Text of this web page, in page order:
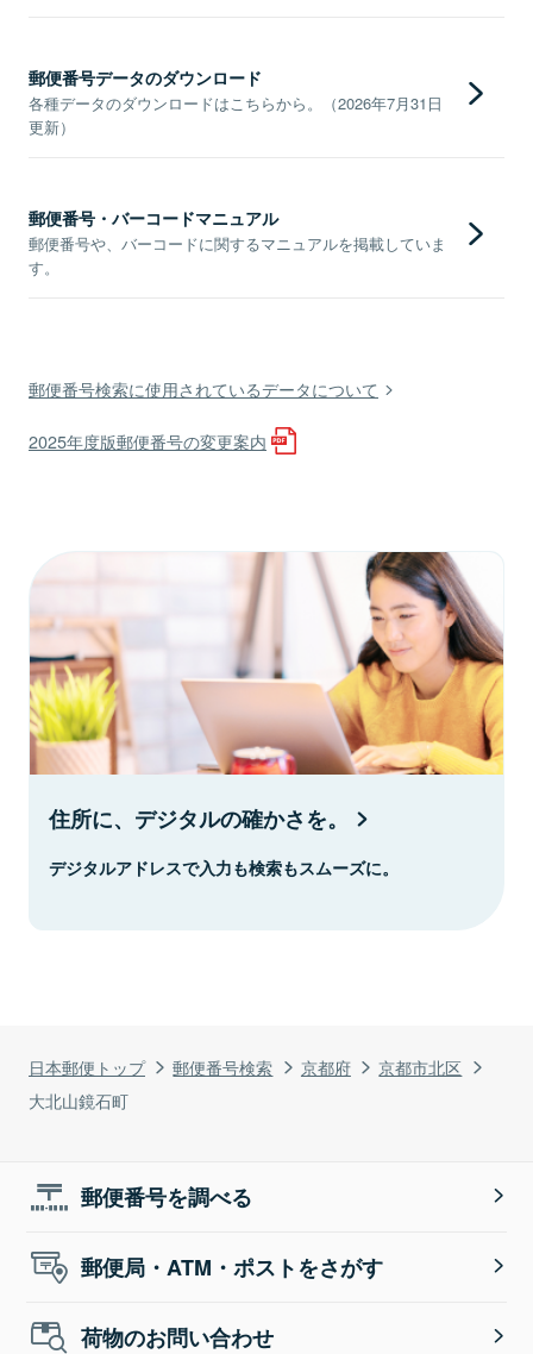
日本郵便トップ 郵便番号検索 京都府
京都市北区
大北山鏡石町
郵便番号データのダウンロード
各種データのダウンロードはこちらから。（2026年7月31日
更新）
郵便番号・バーコードマニュアル
郵便番号や、バーコードに関するマニュアルを掲載していま
す。
郵便番号検索に使用されているデータについて
2025年度版郵便番号の変更案内
住所に、デジタルの確かさを。
デジタルアドレスで入力も検索もスムーズに。
郵便番号を調べる
郵便局・ATM・ポストをさがす
荷物のお問い合わせ